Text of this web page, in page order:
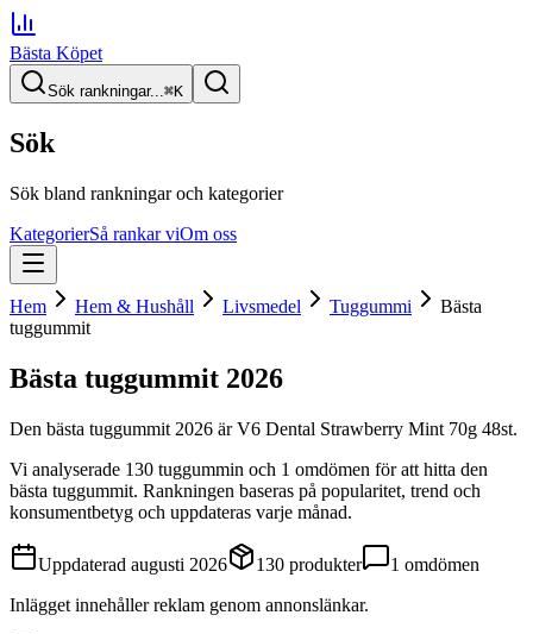
Bästa Köpet
Sök rankningar...⌘K
Sök
Sök bland rankningar och kategorier
KategorierSå rankar viOm oss
Hem Hem & Hushåll Livsmedel Tuggummi
Bästa
tuggummit
Bästa tuggummit 2026
Den bästa tuggummit 2026 ärV6 Dental Strawberry Mint 70g 48st.
Vi analyserade 130 tuggummin och 1 omdömen för att hitta den
bästa tuggummit. Rankningen baseras på popularitet, trend och
konsumentbetyg och uppdateras varje månad.
Uppdaterad augusti 2026 130 produkter 1 omdömen
Inlägget innehåller reklam genom annonslänkar.